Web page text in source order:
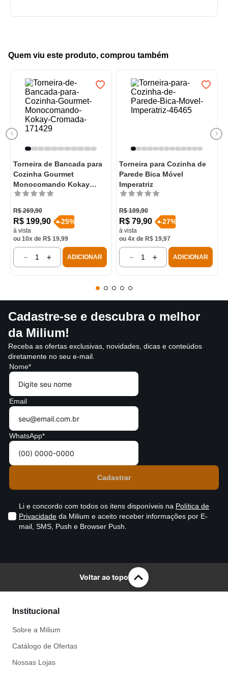
Quem viu este produto, comprou também
Torneira de Bancada para
Cozinha Gourmet
Monocomando Kokay
Cromada
R$ 269,90
R$ 199,90
à vista
-25%
ou 10x de R$ 19,99
＋
－ ADICIONAR
Torneira para Cozinha de
Parede Bica Móvel
Imperatriz
R$ 109,90
R$ 79,90
à vista
-27%
ou 4x de R$ 19,97
＋
－ ADICIONAR
Cadastre-se e descubra o melhor
da Milium!
Receba as ofertas exclusivas, novidades, dicas e conteúdos
diretamente no seu e-mail.
Nome*
Email
WhatsApp*
Li e concordo com todos os itens disponíveis na Política de
Privacidade da Milium e aceito receber informações por E-
mail, SMS, Push e Browser Push.
Voltar ao topo
Institucional
Sobre a Milium
Catálogo de Ofertas
Nossas Lojas